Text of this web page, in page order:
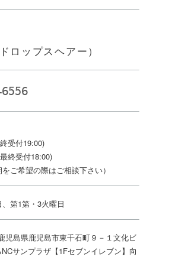
ロップスヘアー）
受付19:00)
終受付18:00)
をご希望の際はご相談下さい）
第1第・3火曜日
児島県鹿児島市東千石町９－１文化ビ
サンプラザ【1Fセブンイレブン】向